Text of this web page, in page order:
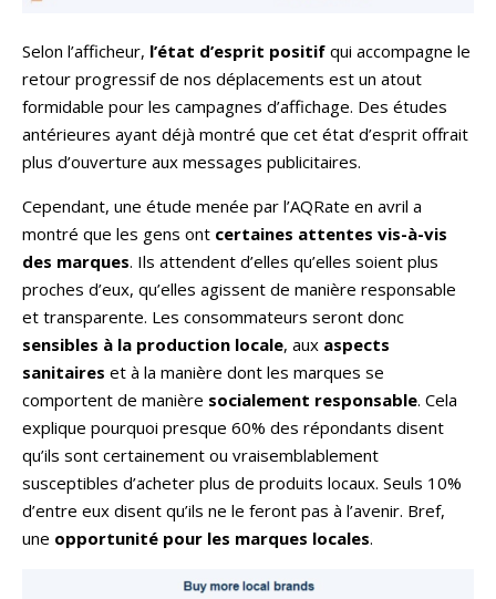
Selon l’afficheur, l’état d’esprit positif qui accompagne le
retour progressif de nos déplacements est un atout
formidable pour les campagnes d’affichage. Des études
antérieures ayant déjà montré que cet état d’esprit offrait
plus d’ouverture aux messages publicitaires.
Cependant, une étude menée par l’AQRate en avril a
montré que les gens ont certaines attentes vis-à-vis
des marques. Ils attendent d’elles qu’elles soient plus
proches d’eux, qu’elles agissent de manière responsable
et transparente. Les consommateurs seront donc
sensibles à la production locale, aux aspects
sanitaires et à la manière dont les marques se
comportent de manière socialement responsable. Cela
explique pourquoi presque 60% des répondants disent
qu’ils sont certainement ou vraisemblablement
susceptibles d’acheter plus de produits locaux. Seuls 10%
d’entre eux disent qu’ils ne le feront pas à l’avenir. Bref,
une opportunité pour les marques locales.